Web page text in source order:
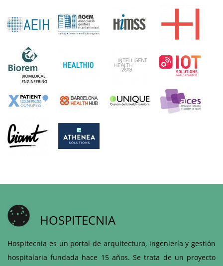
HOSPITECNIA
Hospitecnia es un portal de arquitectura, ingeniería y gestión
hospitalaria fundada hace 15 años. Se trata de un proyecto